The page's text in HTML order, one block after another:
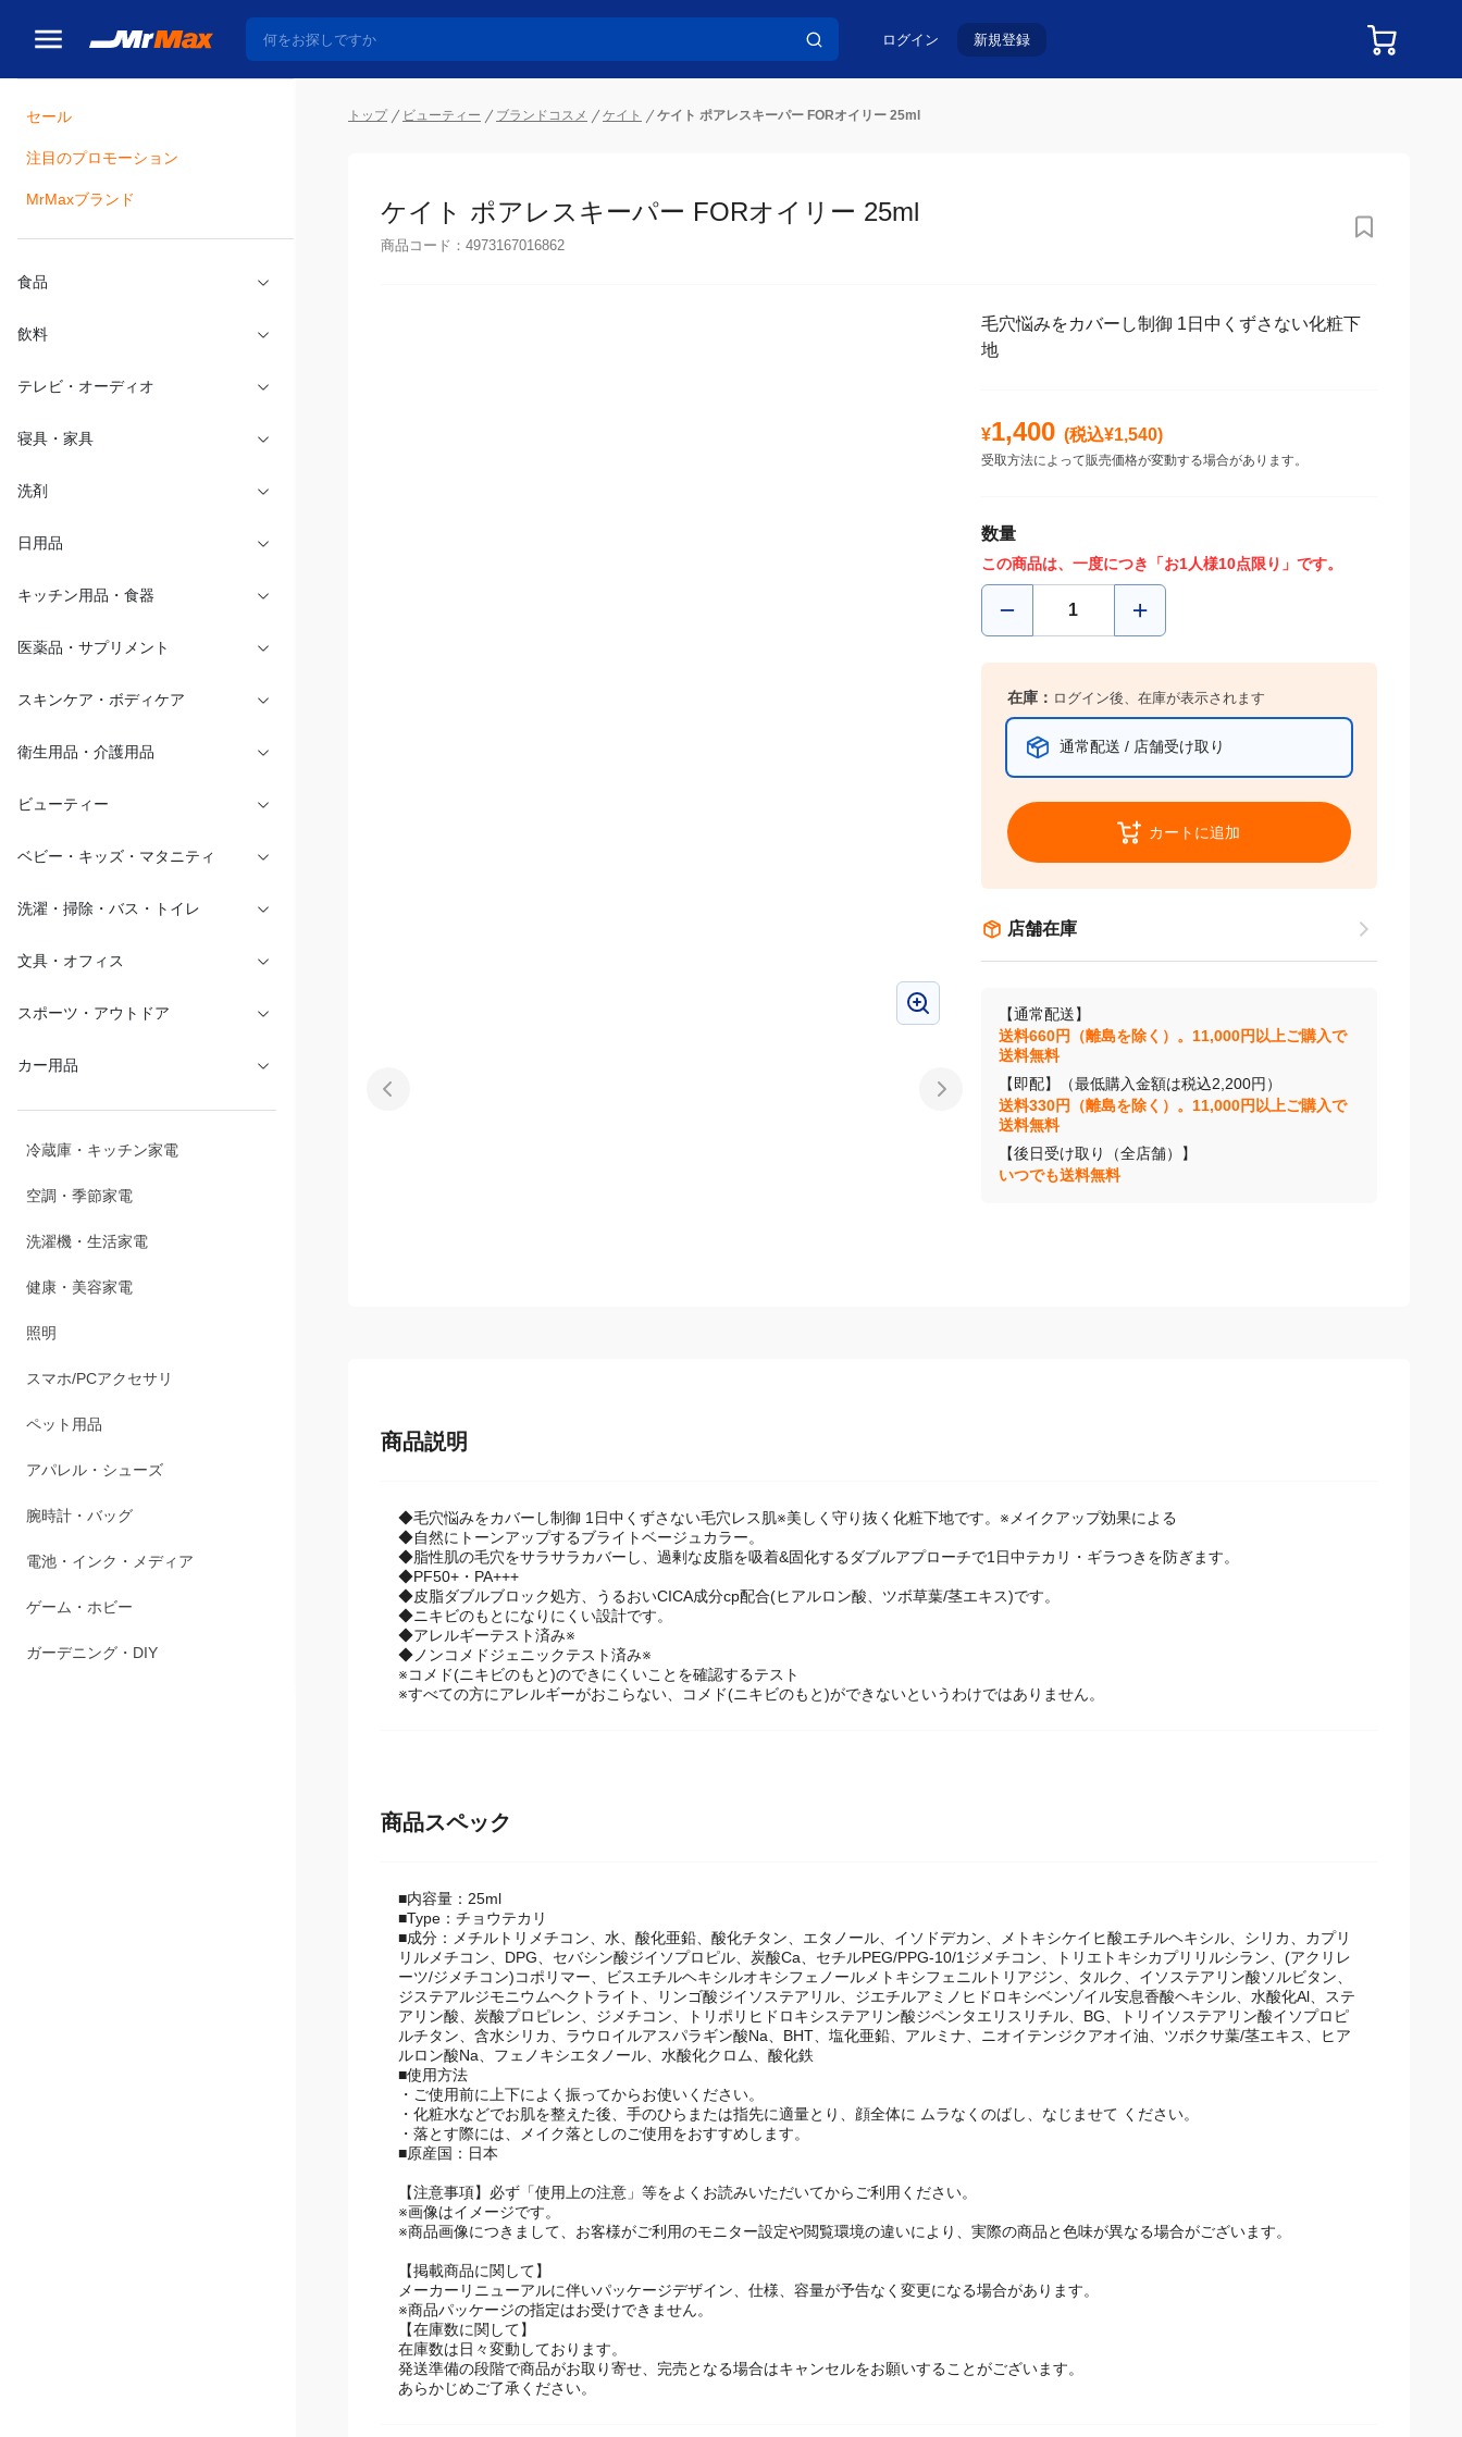
ログイン 新規登録
セール
注目のプロモーション
MrMaxブランド
食品
飲料
文具・オフィス
スポーツ・アウトドア
カー用品
冷蔵庫・キッチン家電
空調・季節家電
洗濯機・生活家電
トップ ビューティー ブランドコスメ ケイト ケイト ポアレスキーパー FORオイリー 25ml
ケイト ポアレスキーパー FORオイリー 25ml
商品コード： 4973167016862
毛穴悩みをカバーし制御 1日中くずさない化粧下
地
¥1,400 (税込¥1,540)
受取方法によって販売価格が変動する場合があります。
数量
この商品は、一度につき「お1人様10点限り」です。
在庫： ログイン後、在庫が表示されます
通常配送 / 店舗受け取り
カートに追加
店舗在庫
【通常配送】
送料660円（離島を除く）。11,000円以上ご購入で
送料無料
【即配】（最低購入金額は税込2,200円）
送料330円（離島を除く）。11,000円以上ご購入で
【後日受け取り（全店舗）】
◆毛穴悩みをカバーし制御 1日中くずさない毛穴レス肌※美しく守り抜く化粧下地です。※メイクアップ効果による
◆自然にトーンアップするブライトベージュカラー。
◆脂性肌の毛穴をサラサラカバーし、過剰な皮脂を吸着&固化するダブルアプローチで1日中テカリ・ギラつきを防ぎます。
◆PF50+・PA+++
◆皮脂ダブルブロック処方、うるおいCICA成分cp配合(ヒアルロン酸、ツボ草葉/茎エキス)です。
◆ニキビのもとになりにくい設計です。
◆アレルギーテスト済み※
◆ノンコメドジェニックテスト済み※
※コメド(ニキビのもと)のできにくいことを確認するテスト
■内容量：25ml
■Type：チョウテカリ
■成分：メチルトリメチコン、水、酸化亜鉛、酸化チタン、エタノール、イソドデカン、メトキシケイヒ酸エチルヘキシル、シリカ、カプリ
リルメチコン、DPG、セバシン酸ジイソプロピル、炭酸Ca、セチルPEG/PPG-10/1ジメチコン、トリエトキシカプリリルシラン、(アクリレ
ーツ/ジメチコン)コポリマー、ビスエチルヘキシルオキシフェノールメトキシフェニルトリアジン、タルク、イソステアリン酸ソルビタン、
ジステアルジモニウムヘクトライト、リンゴ酸ジイソステアリル、ジエチルアミノヒドロキシベンゾイル安息香酸ヘキシル、水酸化Al、ステ
アリン酸、炭酸プロピレン、ジメチコン、トリポリヒドロキシステアリン酸ジペンタエリスリチル、BG、トリイソステアリン酸イソプロピ
ルチタン、含水シリカ、ラウロイルアスパラギン酸Na、BHT、塩化亜鉛、アルミナ、ニオイテンジクアオイ油、ツボクサ葉/茎エキス、ヒア
ルロン酸Na、フェノキシエタノール、水酸化クロム、酸化鉄
■使用方法
・ご使用前に上下によく振ってからお使いください。
・化粧水などでお肌を整えた後、手のひらまたは指先に適量とり、顔全体に ムラなくのばし、なじませて ください。
・落とす際には、メイク落としのご使用をおすすめします。
【注意事項】必ず「使用上の注意」等をよくお読みいただいてからご利用ください。
※画像はイメージです。
【掲載商品に関して】
メーカーリニューアルに伴いパッケージデザイン、仕様、容量が予告なく変更になる場合があります。
※商品パッケージの指定はお受けできません。
【在庫数に関して】
在庫数は日々変動しております。
発送準備の段階で商品がお取り寄せ、完売となる場合はキャンセルをお願いすることがございます。